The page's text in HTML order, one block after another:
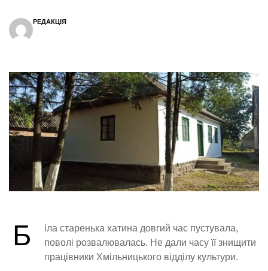
РЕДАКЦІЯ
Б
іла старенька хатина довгий час пустувала,
поволі розвалювалась. Не дали часу її знищити
працівники Хмільницького відділу культури.